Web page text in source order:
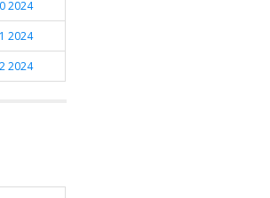
2024
2024
2024